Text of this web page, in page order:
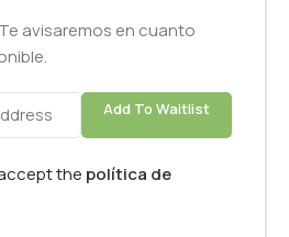
avisaremos en cuanto
Add To Waitlist
the política de